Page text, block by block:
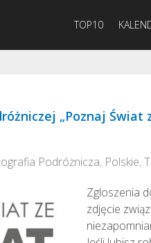
TOP10
„Poznaj Świat
Podróżnicza, Polskie,
Zgloszenia
zdjęcie